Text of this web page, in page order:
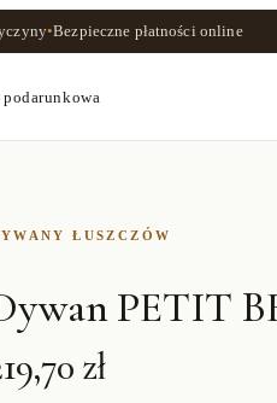
•Bezpieczne płatności online
podarunkowa
ŁUSZCZÓW
PETIT
zł